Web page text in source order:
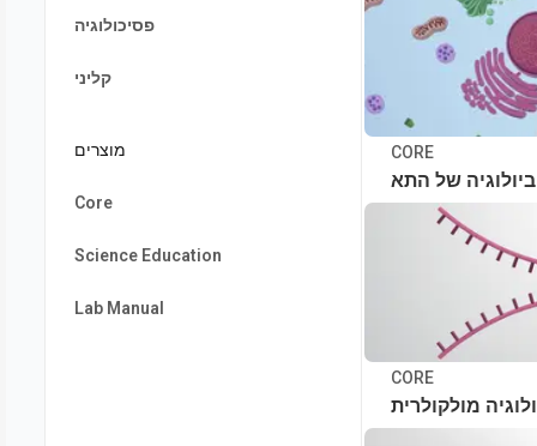
פסיכולוגיה
קליני
מוצרים
Core
Science Education
Lab Manual
CORE
ביולוגיה של התא
CORE
מולקולרית